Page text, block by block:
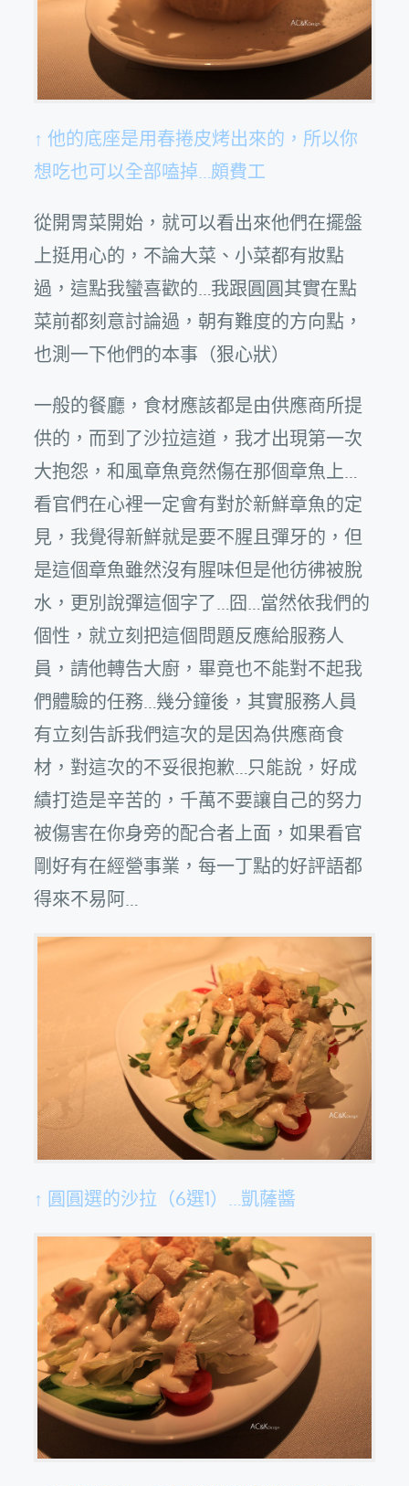
↑ 他的底座是用春捲皮烤出來的，所以你
想吃也可以全部嗑掉…頗費工
從開胃菜開始，就可以看出來他們在擺盤
上挺用心的，不論大菜、小菜都有妝點
過，這點我蠻喜歡的…我跟圓圓其實在點
菜前都刻意討論過，朝有難度的方向點，
也測一下他們的本事（狠心狀）
一般的餐廳，食材應該都是由供應商所提
供的，而到了沙拉這道，我才出現第一次
大抱怨，和風章魚竟然傷在那個章魚上…
看官們在心裡一定會有對於新鮮章魚的定
見，我覺得新鮮就是要不腥且彈牙的，但
是這個章魚雖然沒有腥味但是他彷彿被脫
水，更別說彈這個字了…囧…當然依我們的
個性，就立刻把這個問題反應給服務人
員，請他轉告大廚，畢竟也不能對不起我
們體驗的任務…幾分鐘後，其實服務人員
有立刻告訴我們這次的是因為供應商食
材，對這次的不妥很抱歉…只能說，好成
績打造是辛苦的，千萬不要讓自己的努力
被傷害在你身旁的配合者上面，如果看官
剛好有在經營事業，每一丁點的好評語都
得來不易阿…
↑ 圓圓選的沙拉（6選1）…凱薩醬